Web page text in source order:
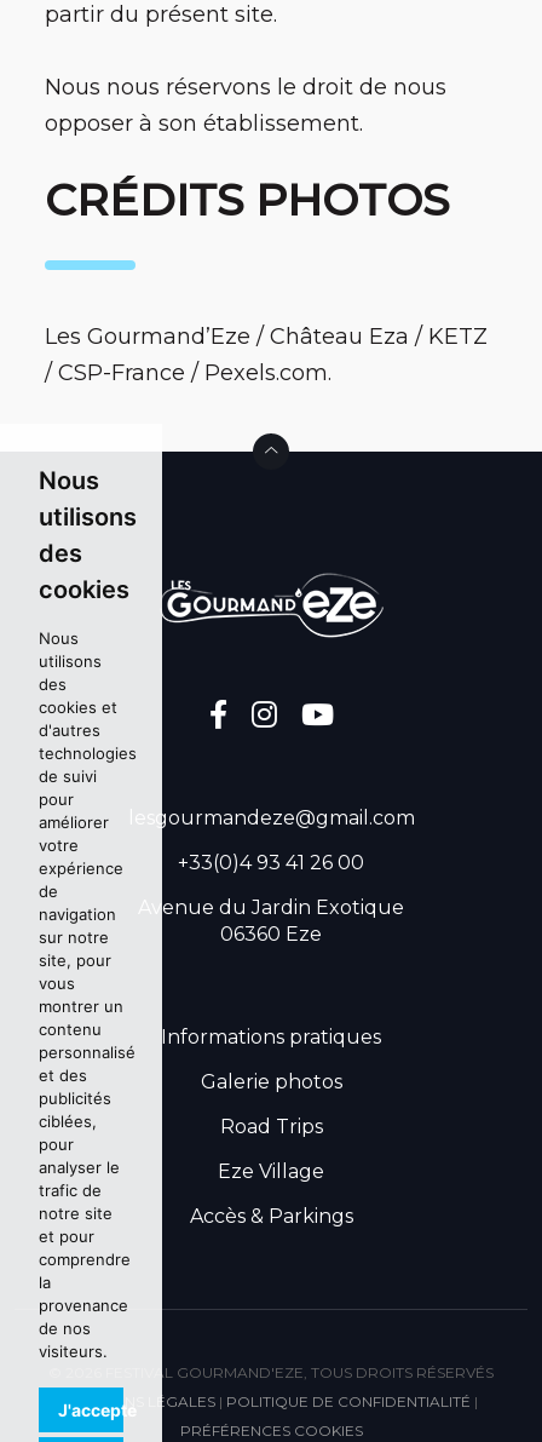
Nous
utilisons
des
cookies
Nous
utilisons
des
cookies et
d'autres
technologies
de suivi
pour
améliorer
votre
expérience
de
navigation
sur notre
site, pour
vous
montrer un
contenu
personnalisé
et des
publicités
ciblées,
pour
analyser le
trafic de
notre site
et pour
comprendre
la
provenance
de nos
visiteurs.
J'accepte
ACCUEIL
partir du présent site.
Nous nous réservons le droit de nous
opposer à son établissement.
CRÉDITS PHOTOS
Les Gourmand’Eze / Château Eza / KETZ
/ CSP-France / Pexels.com.
lesgourmandeze@gmail.com
+33(0)4 93 41 26 00
Avenue du Jardin Exotique
06360 Eze
Informations pratiques
Galerie photos
Road Trips
Eze Village
Accès & Parkings
© 2026 FESTIVAL GOURMAND'EZE, TOUS DROITS RÉSERVÉS
MENTIONS LÉGALES| POLITIQUE DE CONFIDENTIALITÉ |
PRÉFÉRENCES COOKIES